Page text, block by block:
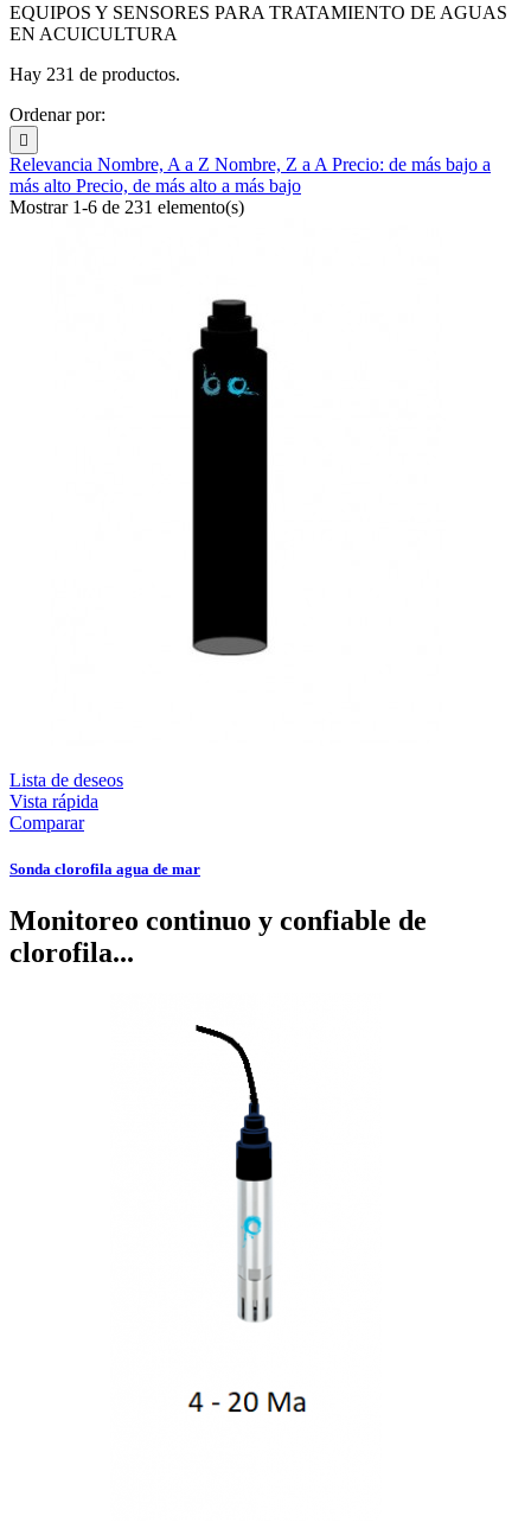
EQUIPOS Y SENSORES PARA TRATAMIENTO DE AGUAS
EN ACUICULTURA
Hay 231 de productos.
Ordenar por:

Relevancia Nombre, A a Z Nombre, Z a A Precio: de más bajo a
más alto Precio, de más alto a más bajo
Mostrar 1-6 de 231 elemento(s)
Lista de deseos
Vista rápida
Comparar
Sonda clorofila agua de mar
Monitoreo continuo y confiable de
clorofila...